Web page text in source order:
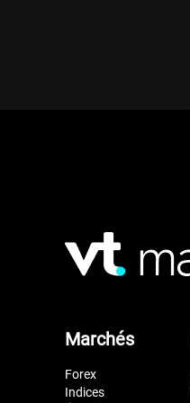
Marchés
Forex
Indices